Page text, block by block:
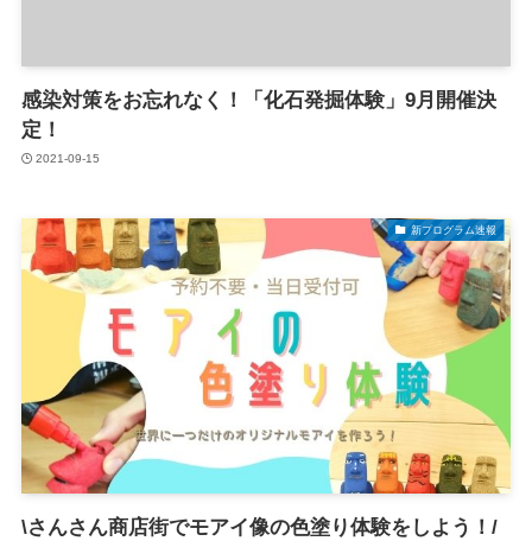
感染対策をお忘れなく！「化石発掘体験」9月開催決
定！
2021-09-15
新プログラム速報
\さんさん商店街でモアイ像の色塗り体験をしよう！/